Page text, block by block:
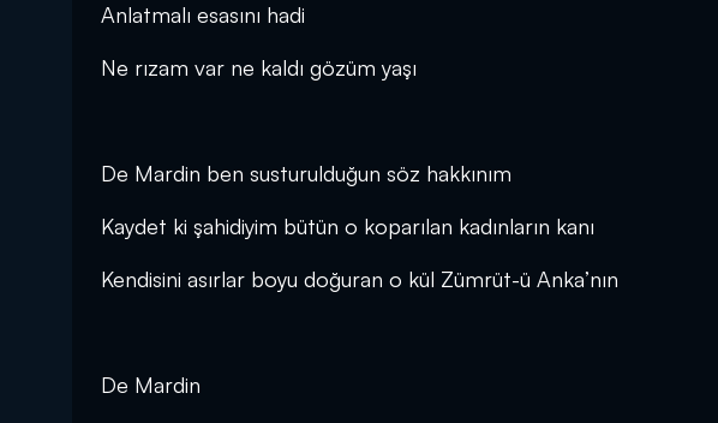
Anlatmalı esasını hadi
Ne rızam var ne kaldı gözüm yaşı
De Mardin ben susturulduğun söz hakkınım
Kaydet ki şahidiyim bütün o koparılan kadınların kanı
Kendisini asırlar boyu doğuran o kül Zümrüt-ü Anka’nın
De Mardin